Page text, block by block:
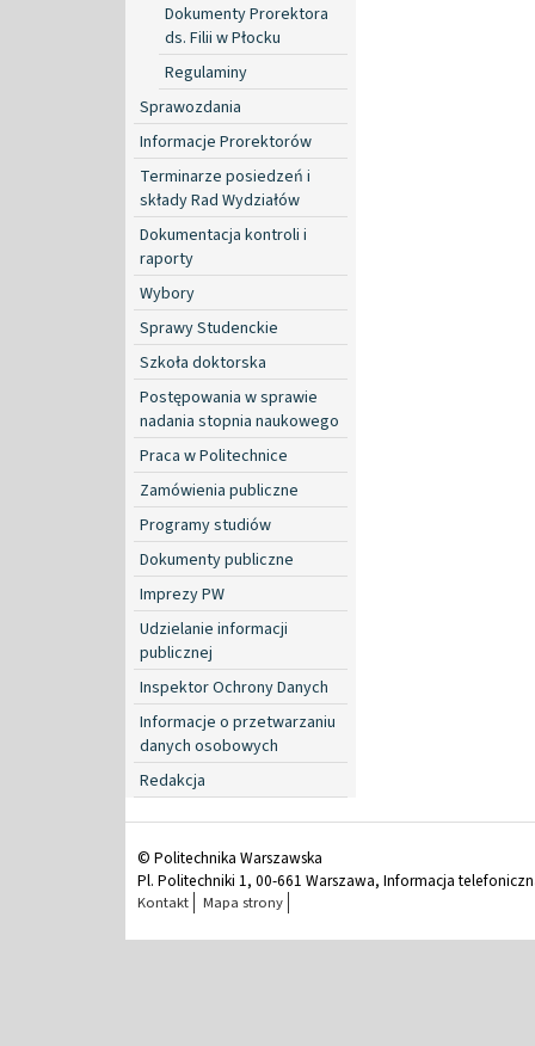
Dokumenty Prorektora
ds. Filii w Płocku
Regulaminy
Sprawozdania
Informacje Prorektorów
Terminarze posiedzeń i
składy Rad Wydziałów
Dokumentacja kontroli i
raporty
Wybory
Sprawy Studenckie
Szkoła doktorska
Postępowania w sprawie
nadania stopnia naukowego
Praca w Politechnice
Zamówienia publiczne
Programy studiów
Dokumenty publiczne
Imprezy PW
Udzielanie informacji
publicznej
Inspektor Ochrony Danych
Informacje o przetwarzaniu
danych osobowych
Redakcja
© Politechnika Warszawska
Pl. Politechniki 1, 00-661 Warszawa, Informacja
Kontakt Mapa strony